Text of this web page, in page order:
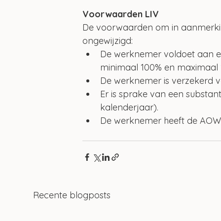
Voorwaarden LIV
De voorwaarden om in
ongewijzigd:
De werknemer voldoet aan
minimaal 100% en
De werknemer is verzekerd
Er is sprake van een
kalenderjaar).
De werknemer heeft de
Recente blogposts